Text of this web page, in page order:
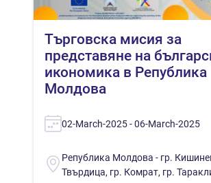
Търговска мисия за
представяне на
икономика в Република
Молдова
02-March-2025 - 06-March-2025
Република Молдова - гр.
Твърдица, гр. Комрат, гр.